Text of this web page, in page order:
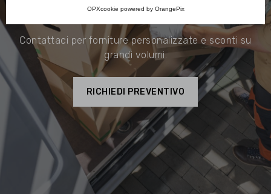
OPXcookie powered by OrangePix
produzione industriale?
Contattaci per forniture personalizzate e sconti su
grandi volumi.
RICHIEDI PREVENTIVO